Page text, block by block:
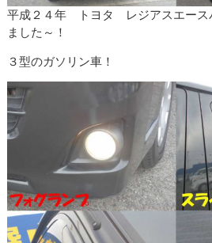
平成２４年 トヨタ レジアスエース
ました～！
３型のガソリン車！